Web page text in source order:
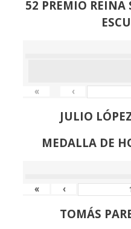
52 PREMIO REINA
« ‹
JULIO
MEDALLA DE
« ‹
TOMÁS